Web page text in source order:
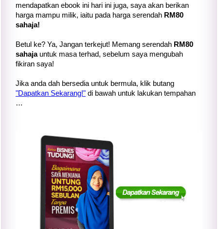
mendapatkan ebook ini hari ini juga, saya akan berikan
harga mampu milik, iaitu pada harga serendah RM80
sahaja!
Betul ke? Ya, Jangan terkejut! Memang serendah RM80
sahaja untuk masa terhad, sebelum saya mengubah
fikiran saya!
Jika anda dah bersedia untuk bermula, klik butang
"Dapatkan Sekarang!" di bawah untuk lakukan tempahan
…